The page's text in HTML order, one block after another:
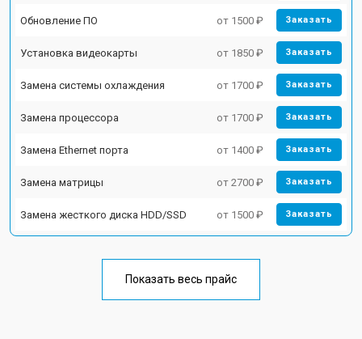
Обновление ПО от 1500 ₽ Заказать
Установка видеокарты от 1850 ₽ Заказать
Замена системы охлаждения от 1700 ₽ Заказать
Замена процессора от 1700 ₽ Заказать
Замена Ethernet порта от 1400 ₽ Заказать
Замена матрицы от 2700 ₽ Заказать
Замена жесткого диска HDD/SSD от 1500 ₽ Заказать
Показать весь прайс